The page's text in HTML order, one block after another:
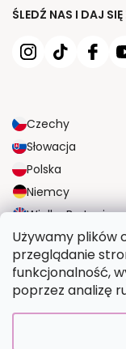
Używamy plików
przeglądanie
funkcjonalność,
poprzez analizę
ŚLEDŹ NAS I DAJ
Czechy
Słowacja
Polska
Niemcy
Wielka Brytania
NIEZAWODNE
BEZPIECZNE OPCJE